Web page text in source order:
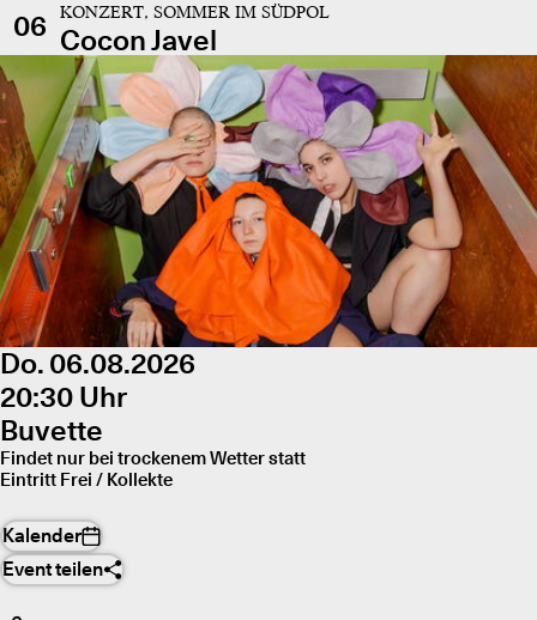
06 KONZERT, SOMMER IM SÜDPOL
Cocon Javel
Do. 06.08.2026
20:30 Uhr
Buvette
Findet nur bei trockenem Wetter statt
Eintritt Frei / Kollekte
Kalender
Event teilen